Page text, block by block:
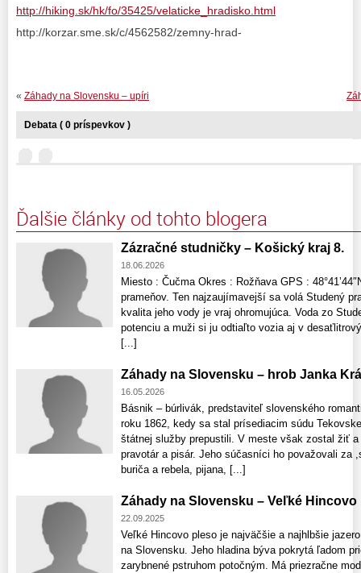
http://hiking.sk/hk/fo/35425/velaticke_hradisko.html
http://korzar.sme.sk/c/4562582/zemny-hrad-
« Záhady na Slovensku – upíri
Debata ( 0 príspevkov )
Ďalšie články od tohto blogera
Zázračné studničky – Košický kraj 8.
18.06.2026
Miesto : Čučma Okres : Rožňava GPS :
prameňov. Ten najzaujímavejší sa volá Studený
kvalita jeho vody je vraj ohromujúca. Voda zo
potenciu a muži si ju odtiaľto vozia aj v
[...]
Záhady na Slovensku – hrob Janka
16.05.2026
Básnik – búrlivák, predstaviteľ slovenského
roku 1862, kedy sa stal prísediacim súdu
štátnej služby prepustili. V meste však zostal žiť
pravotár a pisár. Jeho súčasníci ho považovali za
buriča a rebela, pijana, [...]
Záhady na Slovensku – Veľké Hincovo
22.09.2025
Veľké Hincovo pleso je najväčšie a najhlbšie
na Slovensku. Jeho hladina býva pokrytá ľadom
zarybnené pstruhom potočným. Má priezračne